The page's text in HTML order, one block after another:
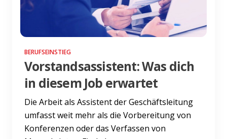
BERUFSEINSTIEG
Vorstandsassistent: Was dich
in diesem Job erwartet
Die Arbeit als Assistent der Geschäftsleitung
umfasst weit mehr als die Vorbereitung von
Konferenzen oder das Verfassen von